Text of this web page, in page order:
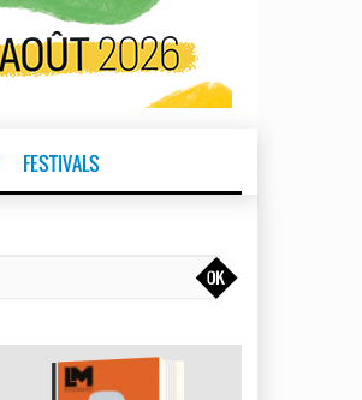
FESTIVALS